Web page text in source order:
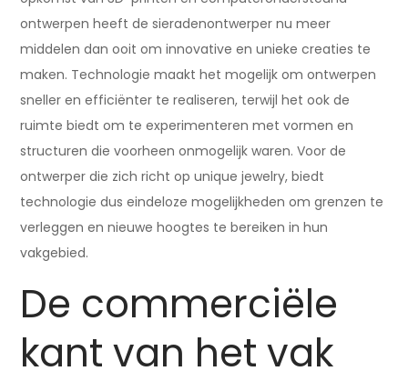
ontwerpen heeft de sieradenontwerper nu meer
middelen dan ooit om innovative en unieke creaties te
maken. Technologie maakt het mogelijk om ontwerpen
sneller en efficiënter te realiseren, terwijl het ook de
ruimte biedt om te experimenteren met vormen en
structuren die voorheen onmogelijk waren. Voor de
ontwerper die zich richt op unique jewelry, biedt
technologie dus eindeloze mogelijkheden om grenzen te
verleggen en nieuwe hoogtes te bereiken in hun
vakgebied.
De commerciële
kant van het vak